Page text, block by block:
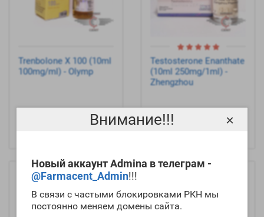
Внимание!!!
Новый аккаунт Admina в телеграм -
@Farmacent_Admin!!!
В связи с частыми блокировками РКН мы
постоянно меняем домены сайта.
×
Trenbolone X 100 (10ml
100mg/ml) - Olymp
Testosterone Enanthate
(10ml 250mg/1ml) -
Zhengzhou